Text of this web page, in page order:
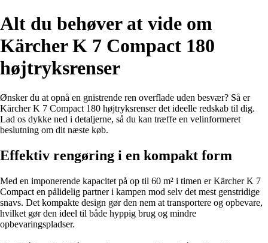
Alt du behøver at vide om
Kärcher K 7 Compact 180
højtryksrenser
Ønsker du at opnå en gnistrende ren overflade uden besvær? Så er
Kärcher K 7 Compact 180 højtryksrenser det ideelle redskab til dig.
Lad os dykke ned i detaljerne, så du kan træffe en velinformeret
beslutning om dit næste køb.
Effektiv rengøring i en kompakt form
Med en imponerende kapacitet på op til 60 m² i timen er Kärcher K 7
Compact en pålidelig partner i kampen mod selv det mest genstridige
snavs. Det kompakte design gør den nem at transportere og opbevare,
hvilket gør den ideel til både hyppig brug og mindre
opbevaringspladser.